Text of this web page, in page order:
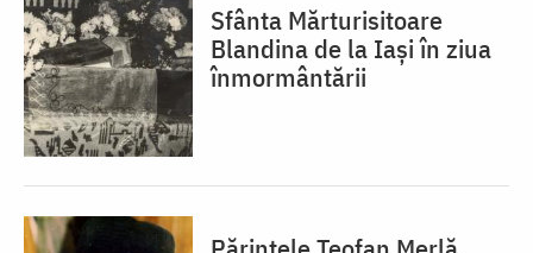
Sfânta Mărturisitoare
Blandina de la Iași în ziua
înmormântării